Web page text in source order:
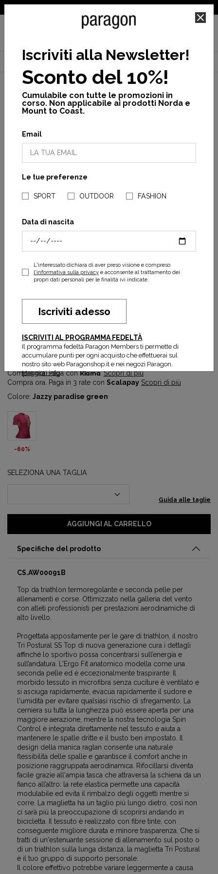
NEGOZI PARAGONSHOP
Home Donna Promo Vedi tutto Tri postural ss top w
Tri Postural SS Top W
40,00 € 100,00 €
Prezzo più basso degli ultimi 30 gg:40,00 €
Compra ora. Paga conKlarna.Scopri di più
Compra ora. Paga in 3 rate con Scalapay Scopri di più
Colore: Jazzy paradise green
-60%
SELEZIONA UNA TAGLIA
Guida alle taglie
AGGIUNGI AL CARRELLO
Specifiche del prodotto
CS.AW00091B
Top da triathlon termoregolante e seconda pelle per
allenamenti e corse. Ottimizzato nella galleria del vento
con atleti professionisti per prestazioni aerodinamiche di
alto livello.
Progettata appositamente per le gare di triathlon, il nostro
Tri Postural SS Top di nuova generazione cura i dettagli
affinché lo sportivo possa concentrarsi sull’energia e
sull’andatura. L'Ergo Fit anatomico modella come una
seconda pelle ed è eccezionalmente traspirante. Il
morbido tessuto in microfibra senza cuciture è ventilato e
si asciuga rapidamente, evacua rapidamente il sudore e
l'umidità per evitare qualsiasi rischio di sfregamento. La
cerniera su tutta la lunghezza può essere aperta per una
maggiore aerazione, mentre la nostra tecnologia Spin
Control è integrata direttamente nel tessuto e aiuta a
mantenere le spalle dritte e il busto ben impostato. Il
design della manica raglan consente una naturale
flessibilità delle spalle e garantisce il comfort anche in
posizione raggruppata aerodinamica. Rifocillarsi diventa
facile grazie all'ampia tasca che attraversa la schiena da un
fianco all’altro: la rete elastica permette una capacità
modulabile ed evita il rimbalzo degli oggetti mentre si
corre. La maglietta ha un taglio più lungo dietro, così non
ci sarà più la preoccupazione di scoprirsi andando in
bicicletta. Il tessuto è realizzato con fibre tinte, con
conseguente migliore durata e minore trasparenza. Che si
tratti di un'estenuante sessione di allenamento sul posto o
di un triathlon sulla lunga distanza, la maglietta Tri Postural
è il tuo gruppo di supporto personale.
Il colore effettivo potrebbe variare leggermente a causa
Iscriviti alla Newsletter!
Sconto del 10%!
Cumulabile con tutte le promozioni in
corso. Non applicabile ai prodotti Norda e
Mount to Coast.
Email
Le tue preferenze
SPORT OUTDOOR FASHION
Data di nascita
L'interessato dichiara di aver preso visione e compreso
l'informativa sulla privacye acconsente al trattamento dei
propri dati personali per le finalità ivi indicate.
Iscriviti adesso
ISCRIVITI AL PROGRAMMA FEDELTÀ
Il programma fedeltà Paragon Members ti permette di
accumulare punti per ogni acquisto che effettuerai sul
nostro sito web Paragonshop.it e nei negozi Paragon.
Maggiori info